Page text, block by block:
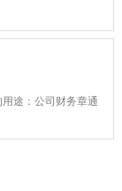
途：公司财务章通